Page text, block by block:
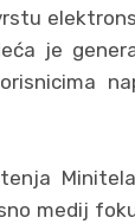
je
medij